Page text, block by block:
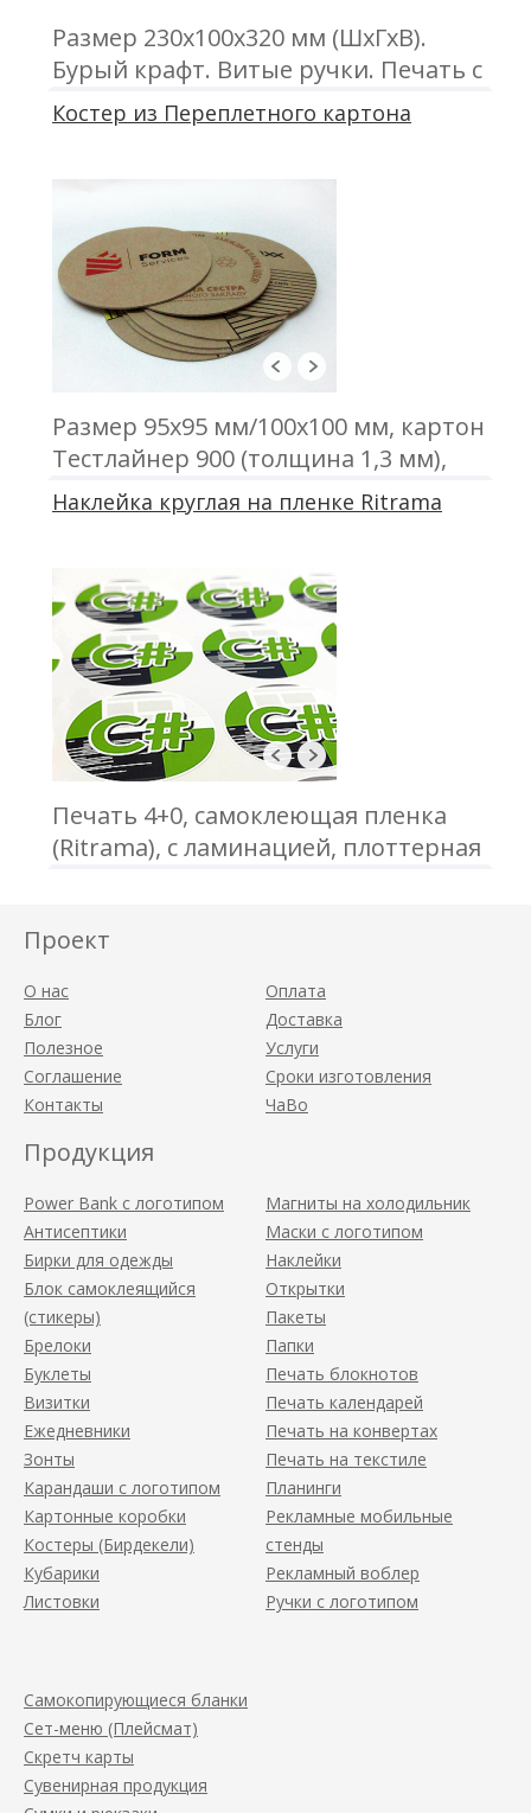
Размер 230х100х320 мм (ШхГхВ).
Бурый крафт. Витые ручки. Печать с
одной или двух сторон
Костер из Переплетного картона
Размер 95х95 мм/100х100 мм, картон
Тестлайнер 900 (толщина 1,3 мм),
печать трафаретная, высечка
Наклейка круглая на пленке Ritrama
Печать 4+0, самоклеющая пленка
(Ritrama), с ламинацией, плоттерная
Проект
О нас
Блог
Полезное
Соглашение
Контакты
Оплата
Доставка
Услуги
Сроки изготовления
ЧаВо
Продукция
Power Bank с логотипом
Антисептики
Бирки для одежды
Блок самоклеящийся
(стикеры)
Брелоки
Буклеты
Визитки
Ежедневники
Зонты
Карандаши с логотипом
Картонные коробки
Костеры (Бирдекели)
Кубарики
Листовки
Магниты на холодильник
Маски с логотипом
Наклейки
Открытки
Пакеты
Папки
Печать блокнотов
Печать календарей
Печать на конвертах
Печать на текстиле
Планинги
Рекламные мобильные
стенды
Рекламный воблер
Ручки с логотипом
Самокопирующиеся бланки
Сет-меню (Плейсмат)
Скретч карты
Сувенирная продукция